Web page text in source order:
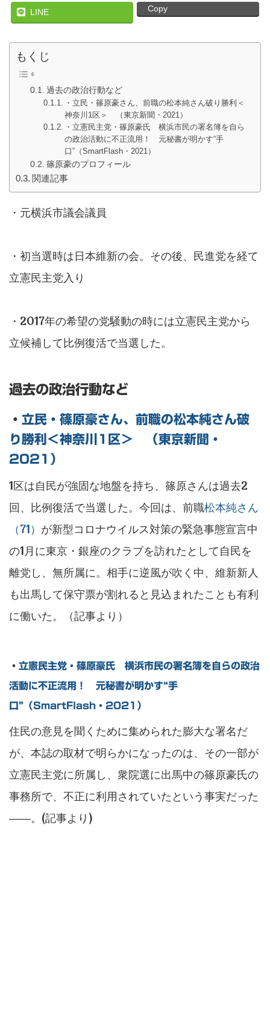
LINE Copy
もくじ
過去の政治行動など
・立民・篠原豪さん、前職の松本純さん破り勝利＜
神奈川1区＞ （東京新聞・2021）
・立憲民主党・篠原豪氏 横浜市民の署名簿を自ら
の政治活動に不正流用！ 元秘書が明かす“手
口”（SmartFlash・2021）
篠原豪のプロフィール
関連記事
・元横浜市議会議員
・初当選時は日本維新の会。その後、民進党を経て
立憲民主党入り
・2017年の希望の党騒動の時には立憲民主党から
立候補して比例復活で当選した。
過去の政治行動など
・ 立民・篠原豪さん、前職の松本純さん破
り勝利＜神奈川1区＞ （東京新聞・
2021）
1区は自民が強固な地盤を持ち、篠原さんは過去2
回、比例復活で当選した。今回は、前職松本純さん
（71） が新型コロナウイルス対策の緊急事態宣言中
の1月に東京・銀座のクラブを訪れたとして自民を
離党し、無所属に。相手に逆風が吹く中、維新新人
も出馬して保守票が割れると見込まれたことも有利
に働いた。（記事より）
・ 立憲民主党・篠原豪氏 横浜市民の署名簿を自らの政治
活動に不正流用！ 元秘書が明かす“手
口”（SmartFlash・2021）
住民の意見を聞くために集められた膨大な署名だ
が、本誌の取材で明らかになったのは、その一部が
立憲民主党に所属し、衆院選に出馬中の篠原豪氏の
事務所で、不正に利用されていたという事実だった
――。(記事より)